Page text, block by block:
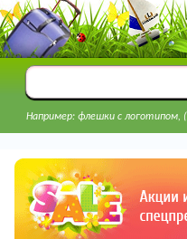
Например: флешки с логотипом,